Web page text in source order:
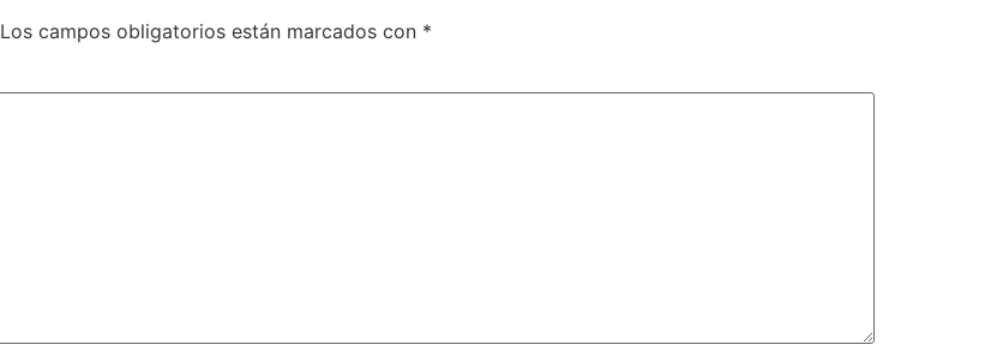
Los campos obligatorios están marcados con *